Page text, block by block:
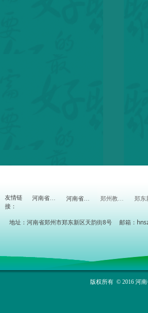
地址：河南省郑州市郑东新区天韵街8号 邮箱：
版权所有 © 2016 河
友情链
接：
郑州教育信息网
河南省教育厅 河南省教研室